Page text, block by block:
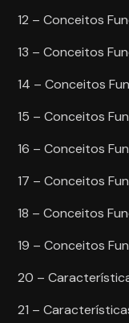
12 – Conceitos
13 – Conceitos
14 – Conceitos
15 – Conceitos
16 – Conceitos
17 – Conceitos
18 – Conceitos
19 – Conceitos
20 –
21 –